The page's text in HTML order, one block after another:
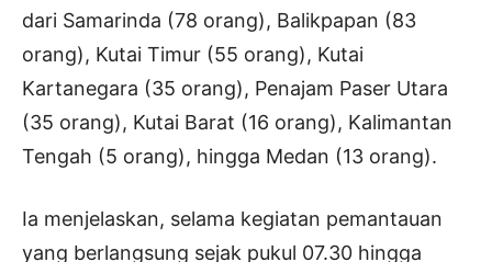
dari Samarinda (78 orang), Balikpapan (83
orang), Kutai Timur (55 orang), Kutai
Kartanegara (35 orang), Penajam Paser Utara
(35 orang), Kutai Barat (16 orang), Kalimantan
Tengah (5 orang), hingga Medan (13 orang).
Ia menjelaskan, selama kegiatan pemantauan
yang berlangsung sejak pukul 07.30 hingga